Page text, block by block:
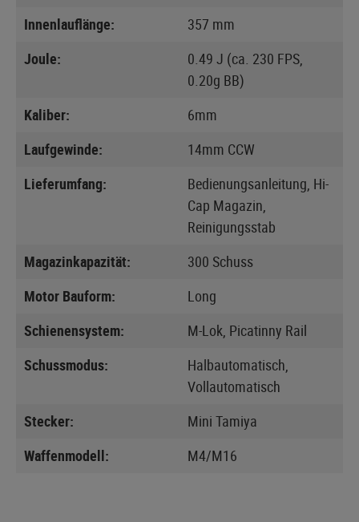
Innenlauflänge:
357 mm
Joule:
0.49 J (ca. 230 FPS,
0.20g BB)
Kaliber:
6mm
Laufgewinde:
14mm CCW
Lieferumfang:
Bedienungsanleitung, Hi-
Cap Magazin,
Reinigungsstab
Magazinkapazität:
300 Schuss
Motor Bauform:
Long
Schienensystem:
M-Lok, Picatinny Rail
Schussmodus:
Halbautomatisch,
Vollautomatisch
Stecker:
Mini Tamiya
Waffenmodell:
M4/M16